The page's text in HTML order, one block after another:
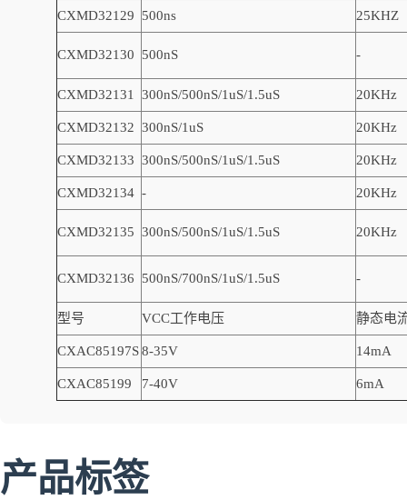
CXMD32129 500ns 25KHZ
CXMD32130 500nS -
CXMD32131 300nS/500nS/1uS/1.5uS 20KHz
CXMD32132 300nS/1uS 20KHz
CXMD32133 300nS/500nS/1uS/1.5uS 20KHz
CXMD32134 - 20KHz
CXMD32135 300nS/500nS/1uS/1.5uS 20KHz
CXMD32136 500nS/700nS/1uS/1.5uS -
型号 VCC工作电压 静态电
CXAC85197S 8-35V 14mA
CXAC85199 7-40V 6mA
产品标签